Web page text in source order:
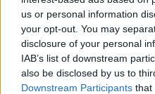
us or personal information
your opt-out. You may
disclosure of your personal
IAB’s list of downstream
also be disclosed by us to
Downstream Participants that
Continua a
NEWS